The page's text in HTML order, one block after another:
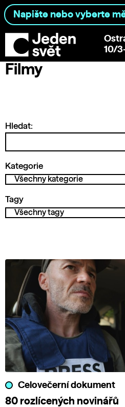
10/
Filmy
Hledat:
Kategorie
Tagy
Celovečerní dokument
80 rozlícených novinářů